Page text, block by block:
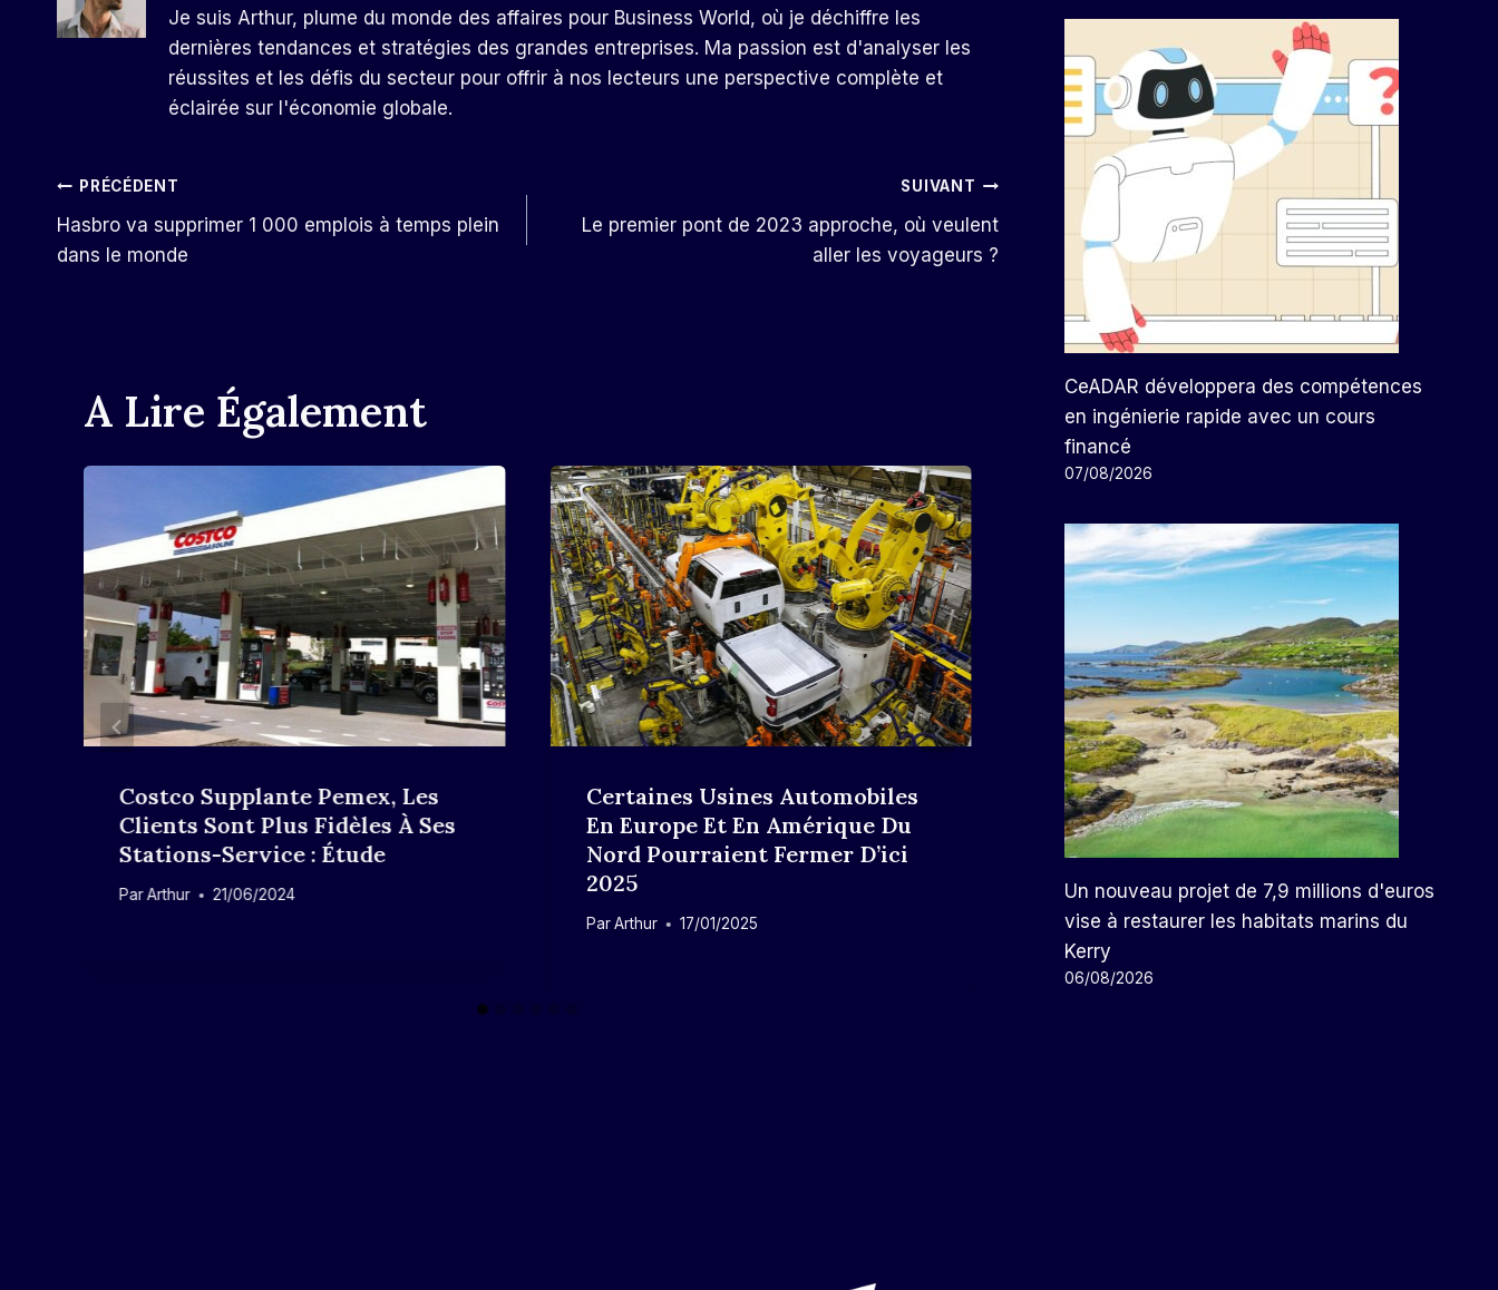
Je suis Arthur, plume du monde des affaires pour Business World, où je déchiffre les
dernières tendances et stratégies des grandes entreprises. Ma passion est d'analyser les
réussites et les défis du secteur pour offrir à nos lecteurs une perspective complète et
éclairée sur l'économie globale.
Navigation
De
PRÉCÉDENT
Hasbro va supprimer 1 000 emplois à temps plein
dans le monde
SUIVANT
Le premier pont de 2023 approche, où veulent
aller les voyageurs ?
A Lire Également
Costco Supplante Pemex, Les
Clients Sont Plus Fidèles À Ses
Stations-Service : Étude
ParArthur 21/06/2024
Certaines Usines Automobiles
En Europe Et En Amérique Du
Nord Pourraient Fermer D’ici
2025
Par Arthur 17/01/2025
Sommes-Nous Prêts À Confier
Les Expériences En Laboratoire
À Des Mains Non Humaines ?
ParArthur 17/04/2026
CeADAR développera des compétences
en ingénierie rapide avec un cours
financé
07/08/2026
Un nouveau projet de 7,9 millions d'euros
vise à restaurer les habitats marins du
Kerry
06/08/2026